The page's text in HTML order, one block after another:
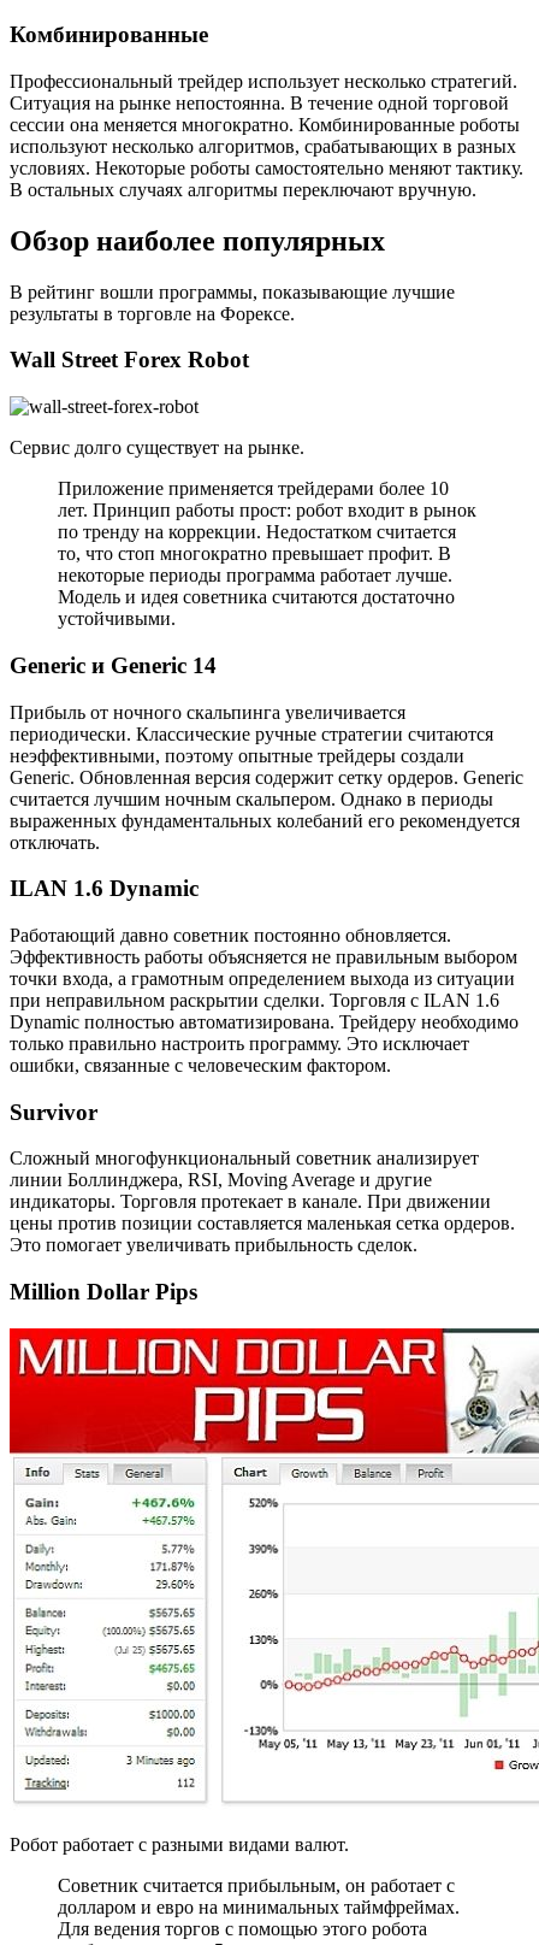
Комбинированные
Профессиональный трейдер использует несколько стратегий.
Ситуация на рынке непостоянна. В течение одной торговой
сессии она меняется многократно. Комбинированные роботы
используют несколько алгоритмов, срабатывающих в разных
условиях. Некоторые роботы самостоятельно меняют тактику.
В остальных случаях алгоритмы переключают вручную.
Обзор наиболее популярных
В рейтинг вошли программы, показывающие лучшие
результаты в торговле на Форексе.
Wall Street Forex Robot
Сервис долго существует на рынке.
Приложение применяется трейдерами более 10
лет. Принцип работы прост: робот входит в рынок
по тренду на коррекции. Недостатком считается
то, что стоп многократно превышает профит. В
некоторые периоды программа работает лучше.
Модель и идея советника считаются достаточно
устойчивыми.
Generic и Generic 14
Прибыль от ночного скальпинга увеличивается
периодически. Классические ручные стратегии считаются
неэффективными, поэтому опытные трейдеры создали
Generic. Обновленная версия содержит сетку ордеров. Generic
считается лучшим ночным скальпером. Однако в периоды
выраженных фундаментальных колебаний его рекомендуется
отключать.
ILAN 1.6 Dynamic
Работающий давно советник постоянно обновляется.
Эффективность работы объясняется не правильным выбором
точки входа, а грамотным определением выхода из ситуации
при неправильном раскрытии сделки. Торговля с ILAN 1.6
Dynamic полностью автоматизирована. Трейдеру необходимо
только правильно настроить программу. Это исключает
ошибки, связанные с человеческим фактором.
Survivor
Сложный многофункциональный советник анализирует
линии Боллинджера, RSI, Moving Average и другие
индикаторы. Торговля протекает в канале. При движении
цены против позиции составляется маленькая сетка ордеров.
Это помогает увеличивать прибыльность сделок.
Million Dollar Pips
Робот работает с разными видами валют.
Советник считается прибыльным, он работает с
долларом и евро на минимальных таймфреймах.
Для ведения торгов с помощью этого робота